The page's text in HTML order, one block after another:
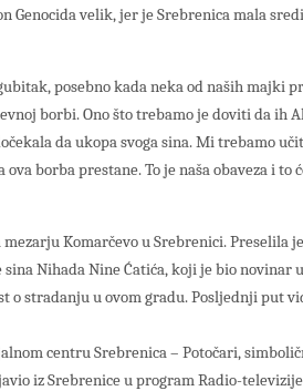
Genocida velik, jer je Srebrenica mala
posebno kada neka od naših majki
borbi. Ono što trebamo je doviti da ih
da ukopa svoga sina. Mi trebamo
ova borba prestane. To je naša obaveza i
Komarčevo u Srebrenici. Preselila
Nihada Nine Ćatića, koji je bio novinar
stradanju u ovom gradu. Posljednji put
centru Srebrenica – Potočari,
iz Srebrenice u program Radio-